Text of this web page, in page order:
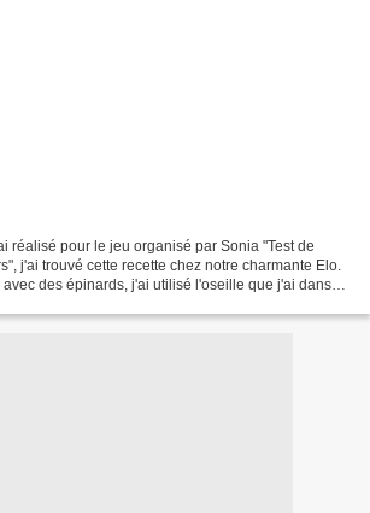
réalisé pour le jeu organisé par Sonia "Test de
j'ai trouvé cette recette chez notre charmante Elo.
des épinards, j'ai utilisé l'oseille que j'ai dans